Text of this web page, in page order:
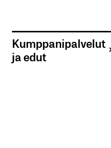
Kumppanipalvelut
ja edut